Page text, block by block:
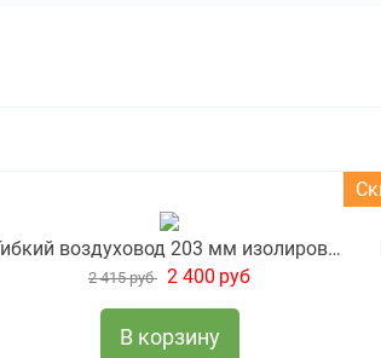
Гибкий воздуховод 203 мм изолированный
2 415 руб 2 400 руб
В корзину